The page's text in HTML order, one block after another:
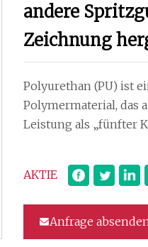
andere
Zeichnung
Polyurethan (PU) ist
Polymermaterial, das
Leistung als „fünfter
AKTIE
Anfrage